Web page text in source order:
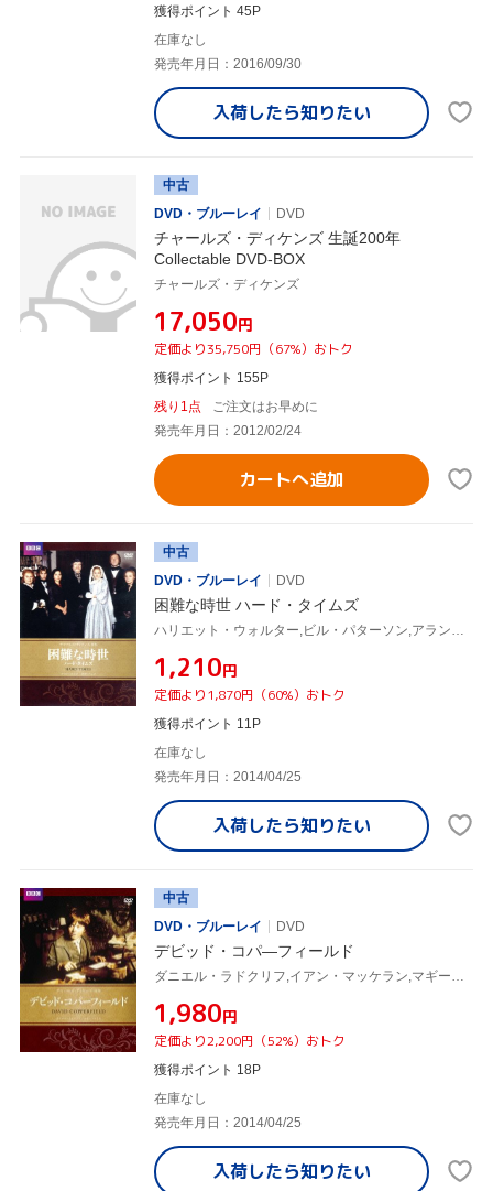
獲得ポイント 45P
在庫なし
発売年月日：2016/09/30
入荷したら知りたい
中古
DVD・ブルーレイ
DVD
チャールズ・ディケンズ 生誕200年
Collectable DVD-BOX
チャールズ・ディケンズ
¥17,050円
定価より35,750円（67%）おトク
獲得ポイント 155P
残り1点
ご注文はお早めに
発売年月日：2012/02/24
カートへ追加
中古
DVD・ブルーレイ
DVD
困難な時世 ハード・タイムズ
¥1,210円
定価より1,870円（60%）おトク
獲得ポイント 11P
在庫なし
発売年月日：2014/04/25
入荷したら知りたい
中古
DVD・ブルーレイ
DVD
デビッド・コパ―フィールド
¥1,980円
定価より2,200円（52%）おトク
獲得ポイント 18P
在庫なし
発売年月日：2014/04/25
入荷したら知りたい